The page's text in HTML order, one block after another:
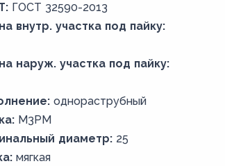
ГОСТ 32590-2013
внутр. участка под пайку:
наруж. участка под пайку:
однораструбный
М3РМ
диаметр: 25
мягкая